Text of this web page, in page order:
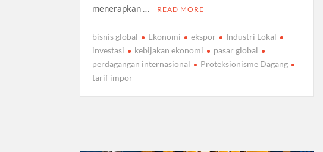
menerapkan …
READ MORE
bisnis global Ekonomi ekspor
Industri Lokal
investasi
kebijakan ekonomi
pasar global
perdagangan internasional
Proteksionisme Dagang
tarif impor